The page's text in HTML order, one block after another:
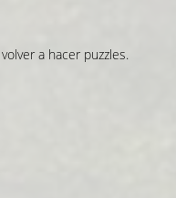
a hacer puzzles.